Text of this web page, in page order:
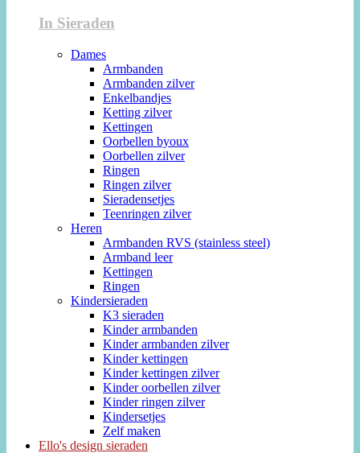
In Sieraden
Dames
Armbanden
Armbanden zilver
Enkelbandjes
Ketting zilver
Kettingen
Oorbellen byoux
Oorbellen zilver
Ringen
Ringen zilver
Sieradensetjes
Teenringen zilver
Heren
Armbanden RVS (stainless steel)
Armband leer
Kettingen
Ringen
Kindersieraden
K3 sieraden
Kinder armbanden
Kinder armbanden zilver
Kinder kettingen
Kinder kettingen zilver
Kinder oorbellen zilver
Kinder ringen zilver
Kindersetjes
Zelf maken
Ello's design sieraden